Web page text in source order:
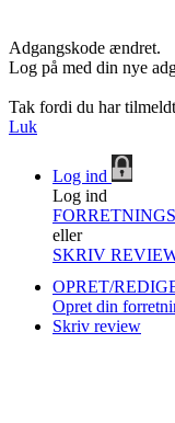
Adgangskode ændret.
Log på med din nye
Tak fordi du har
Luk
Log ind
Log ind
eller
SKRIV
OPRET/
Opret din
Skriv review